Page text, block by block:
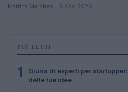
Martina Marchesi · 8 Ago 2026
PIÙ LETTI
1
Giuria di esperti per
delle tue idee